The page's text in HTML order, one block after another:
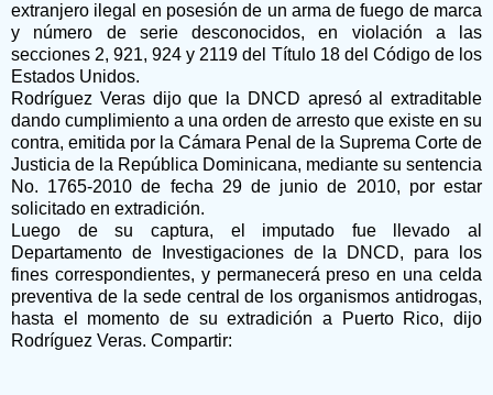
extranjero ilegal en posesión de un arma de fuego de marca
y número de serie desconocidos, en violación a las
secciones 2, 921, 924 y 2119 del Título 18 del Código de los
Estados Unidos.
Rodríguez Veras dijo que la DNCD apresó al extraditable
dando cumplimiento a una orden de arresto que existe en su
contra, emitida por la Cámara Penal de la Suprema Corte de
Justicia de la República Dominicana, mediante su sentencia
No. 1765-2010 de fecha 29 de junio de 2010, por estar
solicitado en extradición.
Luego de su captura, el imputado fue llevado al
Departamento de Investigaciones de la DNCD, para los
fines correspondientes, y permanecerá preso en una celda
preventiva de la sede central de los organismos antidrogas,
hasta el momento de su extradición a Puerto Rico, dijo
Rodríguez Veras. Compartir: